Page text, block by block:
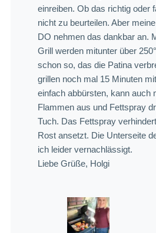
einreiben. Ob das richtig oder
nicht zu beurteilen. Aber
DO nehmen das dankbar an.
Grill werden mitunter über
schon so, das die Patina
grillen noch mal 15 Minuten
einfach abbürsten, kann auch
Flammen aus und Fettspray
Tuch. Das Fettspray
Rost ansetzt. Die Unterseite
ich leider vernachlässigt.
Liebe Grüße, Holgi